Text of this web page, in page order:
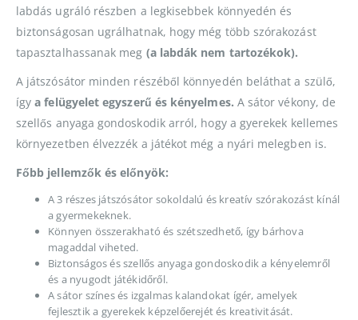
labdás ugráló részben a legkisebbek könnyedén és
biztonságosan ugrálhatnak, hogy még több szórakozást
tapasztalhassanak meg (a labdák nem tartozékok).
A játszósátor minden részéből könnyedén beláthat a szülő,
ígya felügyelet egyszerű és kényelmes. A sátor vékony, de
szellős anyaga gondoskodik arról, hogy a gyerekek kellemes
környezetben élvezzék a játékot még a nyári melegben is.
Főbb jellemzők és előnyök:
A 3 részes játszósátor sokoldalú és kreatív szórakozást kínál
a gyermekeknek.
Könnyen összerakható és szétszedhető, így bárhova
magaddal viheted.
Biztonságos és szellős anyaga gondoskodik a kényelemről
és a nyugodt játékidőről.
A sátor színes és izgalmas kalandokat ígér, amelyek
fejlesztik a gyerekek képzelőerejét és kreativitását.